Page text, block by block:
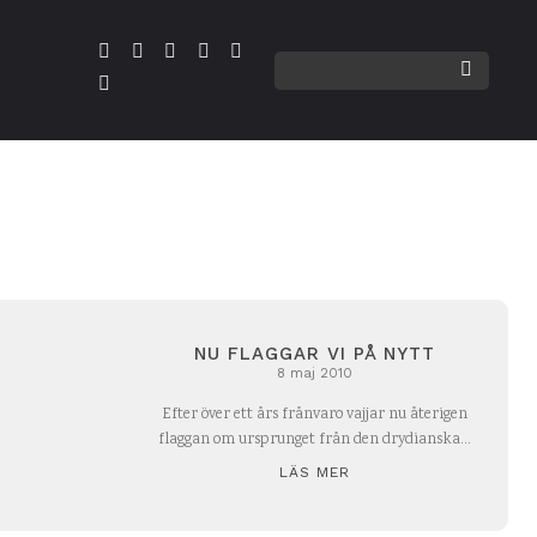
NU FLAGGAR VI PÅ NYTT
8 maj 2010
Efter över ett års frånvaro vajjar nu återigen
flaggan om ursprunget från den drydianska...
LÄS MER